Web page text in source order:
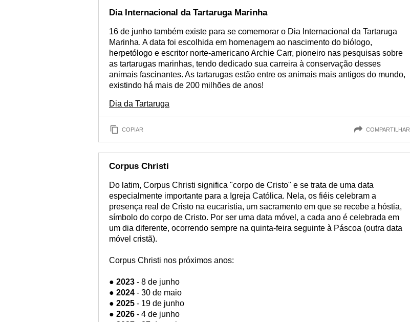
Dia Internacional da Tartaruga Marinha
16 de junho também existe para se comemorar o Dia Internacional da Tartaruga
Marinha. A data foi escolhida em homenagem ao nascimento do biólogo,
herpetólogo e escritor norte-americano Archie Carr, pioneiro nas pesquisas sobre
as tartarugas marinhas, tendo dedicado sua carreira à conservação desses
animais fascinantes. As tartarugas estão entre os animais mais antigos do mundo,
existindo há mais de 200 milhões de anos!
Dia da Tartaruga
COPIAR COMPARTILHAR
Corpus Christi
Do latim, Corpus Christi significa "corpo de Cristo" e se trata de uma data
especialmente importante para a Igreja Católica. Nela, os fiéis celebram a
presença real de Cristo na eucaristia, um sacramento em que se recebe a hóstia,
símbolo do corpo de Cristo. Por ser uma data móvel, a cada ano é celebrada em
um dia diferente, ocorrendo sempre na quinta-feira seguinte à Páscoa (outra data
móvel cristã).
Corpus Christi nos próximos anos:
● 2023 - 8 de junho
● 2024 - 30 de maio
● 2025 - 19 de junho
● 2026 - 4 de junho